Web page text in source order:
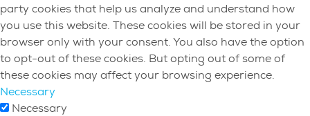
party cookies that help us analyze and understand how
you use this website. These cookies will be stored in your
browser only with your consent. You also have the option
to opt-out of these cookies. But opting out of some of
these cookies may affect your browsing experience.
Necessary
Necessary